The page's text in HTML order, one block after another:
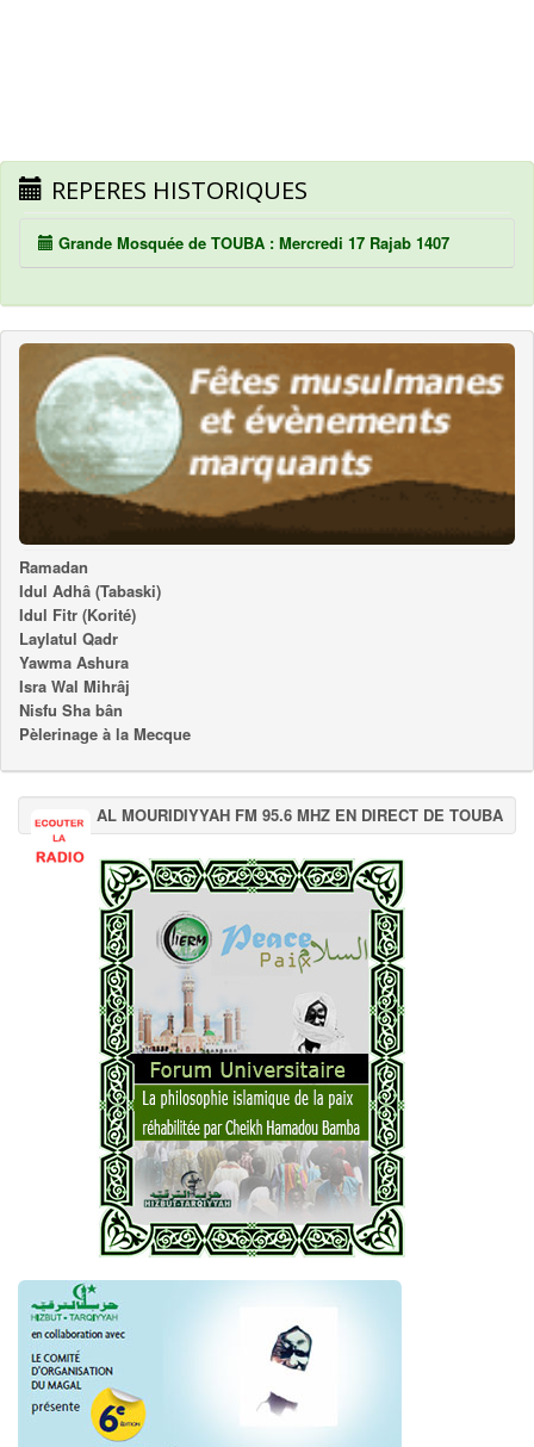
REPERES HISTORIQUES
Grande Mosquée de TOUBA : Mercredi 17 Rajab 1407
Ramadan
Idul Adhâ (Tabaski)
Idul Fitr (Korité)
Laylatul Qadr
Yawma Ashura
Isra Wal Mihrâj
Nisfu Sha bân
Pèlerinage à la Mecque
AL MOURIDIYYAH FM 95.6 MHZ EN DIRECT DE TOUBA